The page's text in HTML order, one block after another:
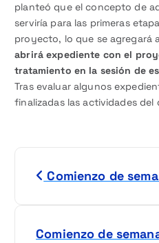
planteó que el concepto de
serviría para las primeras
proyecto, lo que se agregará
abrirá expediente con el
tratamiento en la sesión de
Tras evaluar algunos
finalizadas las actividades del
Comienzo de
Comienzo de